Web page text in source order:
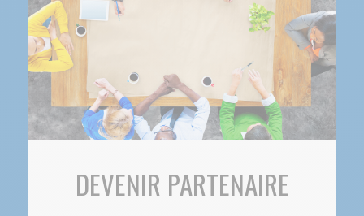
DEVENIR PARTENAIRE